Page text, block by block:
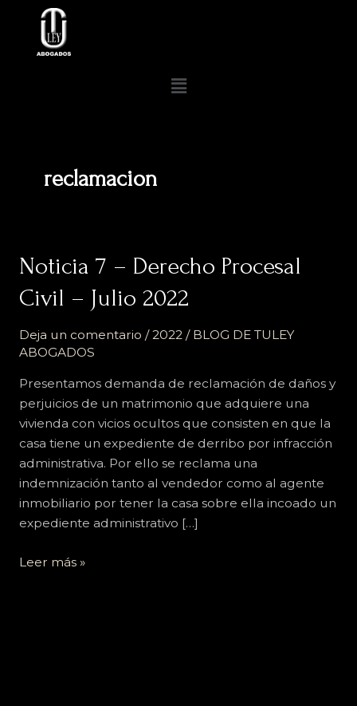
contenido
Menú
reclamacion
Noticia 7 – Derecho Procesal
Civil – Julio 2022
Deja un comentario /2022/ BLOG DE TULEY
ABOGADOS
Presentamos demanda de reclamación de daños y
perjuicios de un matrimonio que adquiere una
vivienda con vicios ocultos que consisten en que la
casa tiene un expediente de derribo por infracción
administrativa. Por ello se reclama una
indemnización tanto al vendedor como al agente
inmobiliario por tener la casa sobre ella incoado un
expediente administrativo […]
Noticia
–
Procesal
Civil
–
Julio
2022
Leer más »